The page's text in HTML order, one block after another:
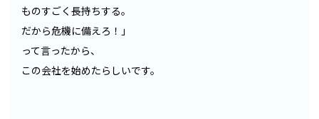
ものすごく長持ちする。
だから危機に備えろ！」
って言ったから、
この会社を始めたらしいです。